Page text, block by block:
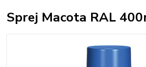
Sprej Macota RAL